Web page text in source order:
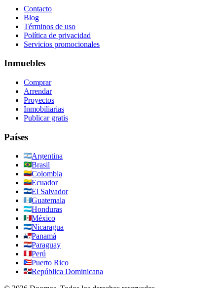
Contacto
Blog
Términos de uso
Política de privacidad
Servicios promocionales
Inmuebles
Comprar
Arrendar
Proyectos
Inmobiliarias
Publicar gratis
Países
Argentina
Brasil
Colombia
Ecuador
El Salvador
Guatemala
Honduras
México
Nicaragua
Panamá
Paraguay
Perú
Puerto Rico
República Dominicana